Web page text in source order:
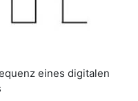
eines digitalen